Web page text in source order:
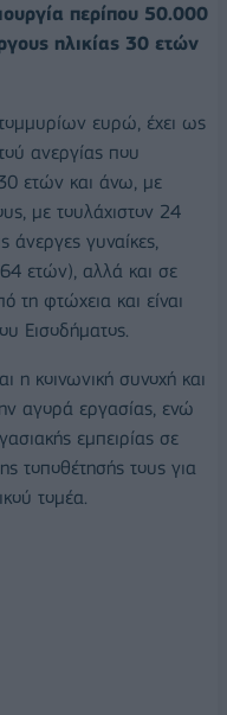
περίπου 50.000
ηλικίας 30 ετών
ευρώ, έχει ως
ανεργίας που
30 ετών και άνω, με
με τουλάχιστον 24
άνεργες γυναίκες,
ετών), αλλά και σε
τη φτώχεια και είναι
Εισοδήματος.
η κοινωνική συνοχή και
αγορά εργασίας, ενώ
εμπειρίας σε
τοποθέτησής τους για
τομέα.